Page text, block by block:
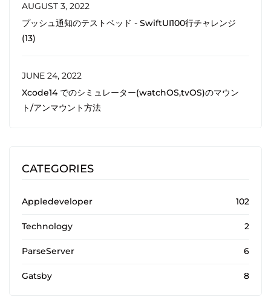
AUGUST 3, 2022
プッシュ通知のテストベッド - SwiftUI100行チャレンジ
(13)
JUNE 24, 2022
Xcode14 でのシミュレーター(watchOS,tvOS)のマウン
ト/アンマウント方法
CATEGORIES
Appledeveloper 102
Technology 2
ParseServer 6
Gatsby 8